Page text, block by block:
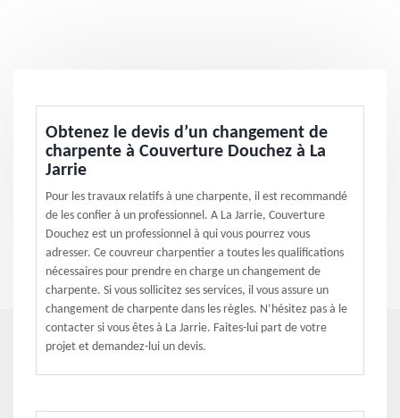
Obtenez le devis d’un changement de
charpente à Couverture Douchez à La
Jarrie
Pour les travaux relatifs à une charpente, il est recommandé
de les confier à un professionnel. A La Jarrie, Couverture
Douchez est un professionnel à qui vous pourrez vous
adresser. Ce couvreur charpentier a toutes les qualifications
nécessaires pour prendre en charge un changement de
charpente. Si vous sollicitez ses services, il vous assure un
changement de charpente dans les règles. N’hésitez pas à le
contacter si vous êtes à La Jarrie. Faites-lui part de votre
projet et demandez-lui un devis.